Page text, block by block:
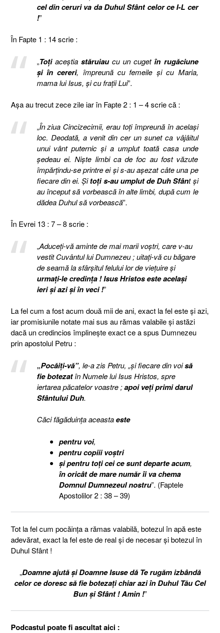
cel din ceruri va da Duhul Sfânt celor ce I-L cer
!”
În Fapte 1 : 14 scrie :
„Toţiaceştia stăruiaucu un cugetîn rugăciune
şi în cereri, împreună cu femeile şi cu Maria,
mama lui Isus, şi cu fraţii Lui”.
Aşa au trecut zece zile iar în Fapte 2 : 1 – 4 scrie că :
„În ziua Cincizecimii, erau toţi împreună în acelaşi
loc. Deodată, a venit din cer un sunet ca vâjâitul
unui vânt puternic şi a umplut toată casa unde
şedeau ei. Nişte limbi ca de foc au fost văzute
împărţindu-se printre ei şi s-au aşezat câte una pe
fiecare din ei. Şitoţi s-au umplut de Duh Sfânt şi
au început să vorbească în alte limbi, după cum le
dădea Duhul să vorbească”.
În Evrei 13 : 7 – 8 scrie :
„Aduceţi-vă aminte de mai marii voştri, care v-au
vestit Cuvântul lui Dumnezeu ; uitaţi-vă cu băgare
de seamă la sfârşitul felului lor de vieţuire şi
urmaţi-le credinţa ! Isus Hristos este acelaşi
ieri şi azi şi în veci !”
La fel cum a fost acum două mii de ani, exact la fel este şi azi,
iar promisiunile notate mai sus au rămas valabile şi astăzi
dacă un credincios împlineşte exact ce a spus Dumnezeu
prin apostolul Petru :
„Pocăiţi-vă”, le-a zis Petru, „şi fiecare din voisă
fie botezatîn Numele lui Isus Hristos, spre
iertarea păcatelor voastre ;apoi veţi primi darul
Sfântului Duh.
Căci făgăduinţa aceastaeste
pentru voi,
pentru copiii voştri
şipentru toţi cei ce sunt departe acum,
în oricât de mare număr îi va chema
Domnul Dumnezeul nostru”. (Faptele
Apostolilor 2 : 38 – 39)
Tot la fel cum pocăinţa a rămas valabilă, botezul în apă este
adevărat, exact la fel este de real şi de necesar şi botezul în
Duhul Sfânt !
„Doamne ajută şi Doamne Isuse dă Te rugăm izbândă
celor ce doresc să fie botezaţi chiar azi în Duhul Tău Cel
Bun şi Sfânt ! Amin !”
Podcastul poate fi ascultat aici :